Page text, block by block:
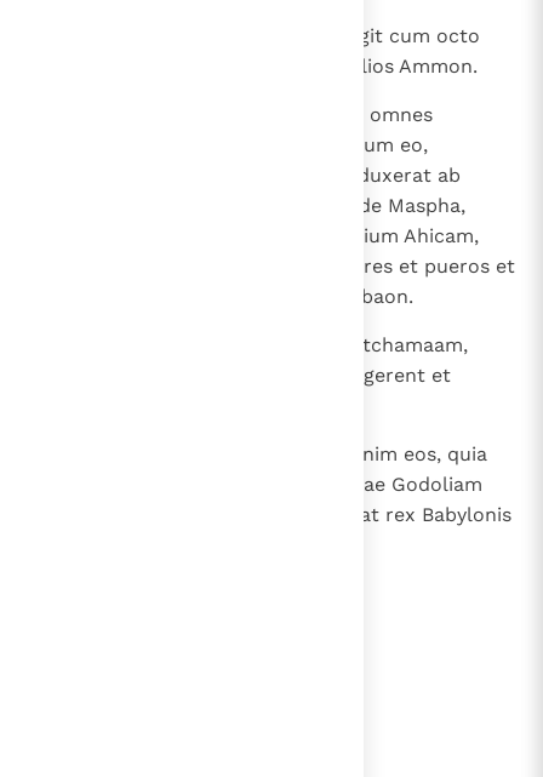
Ismael autem filius Nathaniae fugit cum octo
viris a facie Iohanan et abiit ad filios Ammon.
Tulit ergo Iohanan filius Caree et omnes
principes bellatorum, qui erant cum eo,
universas reliquias vulgi, quas reduxerat ab
Ismael filio Nathaniae venientes de Maspha,
postquam percussit Godoliam filium Ahicam,
viros fortes ad proelium et mulieres et pueros et
eunuchos, quos reduxerat de Gabaon.
Et abierunt et sederunt in Gherutchamaam,
quae est iuxta Bethlehem, ut pergerent et
a facie Chaldaeorum; timebant enim eos, quia
percusserat Ismael filius Nathaniae Godoliam
filium Ahicam, quem praeposuerat rex Babylonis